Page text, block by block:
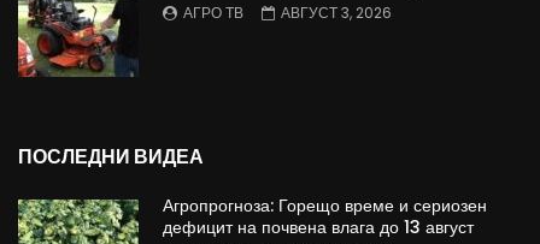
АГРО ТВ АВГУСТ 3, 2026
ПОСЛЕДНИ ВИДЕА
Агропрогноза: Горещо време и сериозен
дефицит на почвена влага до 13 август